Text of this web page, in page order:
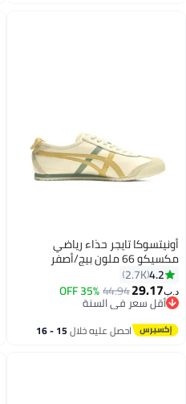
32
أونيتسوكا تايجر حذاء رياضي
مكسيكو 66 ملون بيج/أصفر
4.2
2.7K
د.ب‏29.17
44.94
35% OFF
أقل سعر في السنة
أقل سعر في السنة
احصل عليه خلال 15 - 16